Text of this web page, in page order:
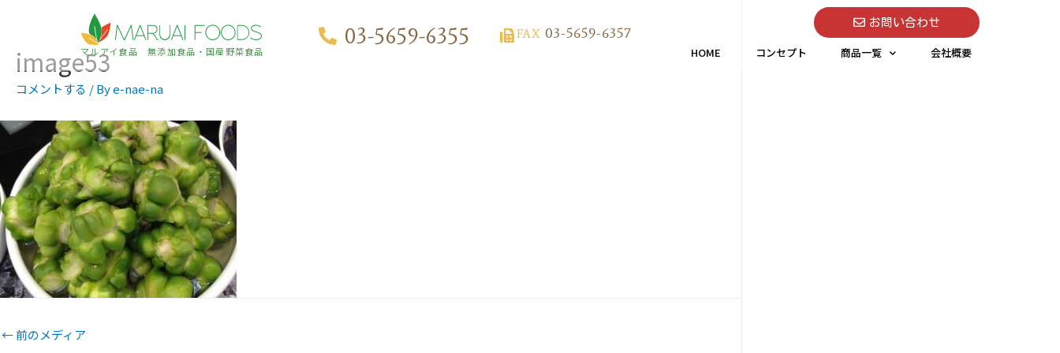
マルアイ食品 無添加食品・国産野菜食品
03-5659-6355 FAX 03-5659-6357
お問い合わせ
HOME コンセプト 商品一覧 会社概要
image53
コメントする / Bye-nae-na
←前のメディア